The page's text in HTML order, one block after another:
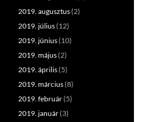
2019. augusztus(2)
2019. július(12)
2019. június(10)
2019. május(2)
2019. április(5)
2019. március(8)
2019. február(5)
2019. január(3)